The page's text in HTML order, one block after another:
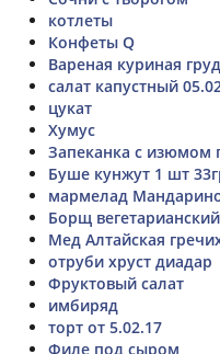
котлеты
Конфеты Q
Вареная куриная
салат капустный
цукат
Хумус
Запеканка с изюмом
Буше кунжут 1 шт
мармелад
Борщ вегетарианский
Мед Алтайская
отруби хруст диадар
Фруктовый салат
имбиряд
торт от 5.02.17
Филе под сыром